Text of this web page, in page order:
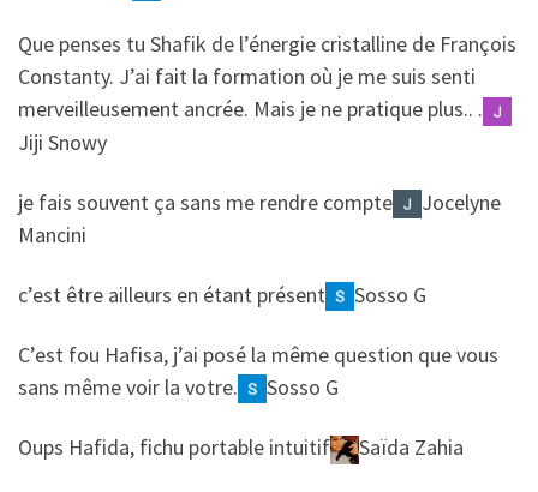
​​Que penses tu Shafik de l’énergie cristalline de François
Constanty. J’ai fait la formation où je me suis senti
merveilleusement ancrée. Mais je ne pratique plus.. .
Jiji Snowy
​​je fais souvent ça sans me rendre compte
Jocelyne
Mancini
​​c’est être ailleurs en étant présent Sosso G
​​C’est fou Hafisa, j’ai posé la même question que vous
sans même voir la votre.
Sosso G
​​Oups Hafida, fichu portable intuitif Saïda Zahia